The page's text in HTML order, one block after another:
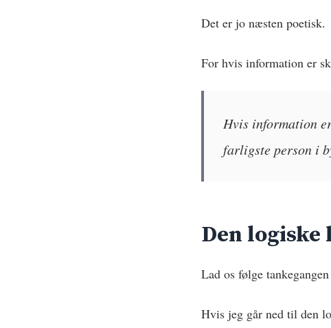
Det er jo næsten poetisk.
For hvis information er
Hvis information
farligste person i
Den logiske
Lad os følge
Hvis jeg går ned til den